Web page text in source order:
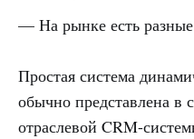
— На рынке есть
Простая система
обычно представлена в
отраслевой CRM-